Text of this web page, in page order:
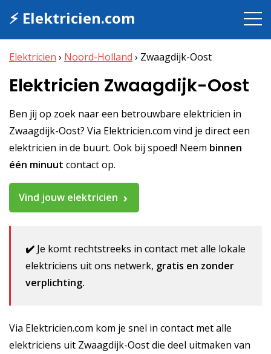
⚡ Elektricien.com
Elektricien › Noord-Holland › Zwaagdijk-Oost
Elektricien Zwaagdijk-Oost
Ben jij op zoek naar een betrouwbare elektricien in
Zwaagdijk-Oost? Via Elektricien.com vind je direct een
elektricien in de buurt. Ook bij spoed! Neem binnen
één minuut contact op.
Vind jouw elektricien
✔️ Je komt rechtstreeks in contact met alle lokale
elektriciens uit ons netwerk, gratis en zonder
verplichting.
Via Elektricien.com kom je snel in contact met alle
elektriciens uit Zwaagdijk-Oost die deel uitmaken van